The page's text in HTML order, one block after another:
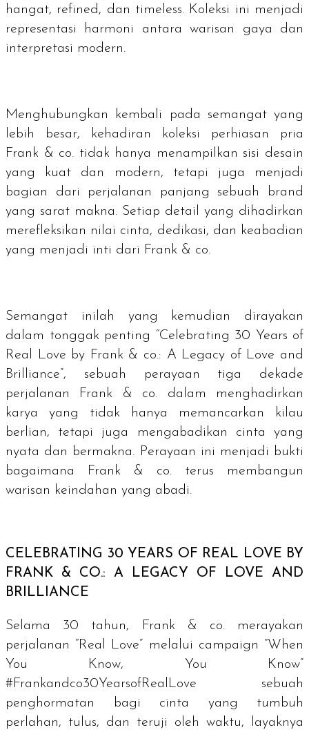
hangat, refined , dan timeless. Koleksi ini menjadi
representasi harmoni antara warisan gaya dan
interpretasi modern.
Menghubungkan kembali pada semangat yang
lebih besar, kehadiran koleksi perhiasan pria
Frank & co. tidak hanya menampilkan sisi desain
yang kuat dan modern, tetapi juga menjadi
bagian dari perjalanan panjang sebuah brand
yang sarat makna. Setiap detail yang dihadirkan
merefleksikan nilai cinta, dedikasi, dan keabadian
yang menjadi inti dari Frank & co.
Semangat inilah yang kemudian dirayakan
dalam tonggak penting “Celebrating 30 Years of
Real Love by Frank & co.: A Legacy of Love and
Brilliance”, sebuah perayaan tiga dekade
perjalanan Frank & co. dalam menghadirkan
karya yang tidak hanya memancarkan kilau
berlian, tetapi juga mengabadikan cinta yang
nyata dan bermakna. Perayaan ini menjadi bukti
bagaimana Frank & co. terus membangun
warisan keindahan yang abadi.
CELEBRATING 30 YEARS OF REAL LOVE BY
FRANK & CO.: A LEGACY OF LOVE AND
BRILLIANCE
Selama 30 tahun, Frank & co. merayakan
perjalanan “Real Love” melalui campaign “When
You Know, You Know”
#Frankandco30YearsofRealLove sebuah
penghormatan bagi cinta yang tumbuh
perlahan, tulus, dan teruji oleh waktu, layaknya